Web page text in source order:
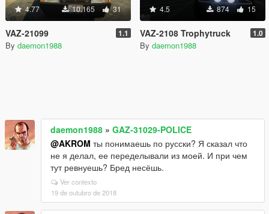
4.77 10.165 31
VAZ-21099 1.1
By daemon1988
4.5 874 15
VAZ-2108 Trophytruck 1.0
By daemon1988
daemon1988 » GAZ-31029-POLICE
@AKROM ты понимаешь по русски? Я сказал что
не я делал, ее переделывали из моей. И при чем
тут ревнуешь? Бред несёшь.
Ver contexto
19 de outubro de 2018